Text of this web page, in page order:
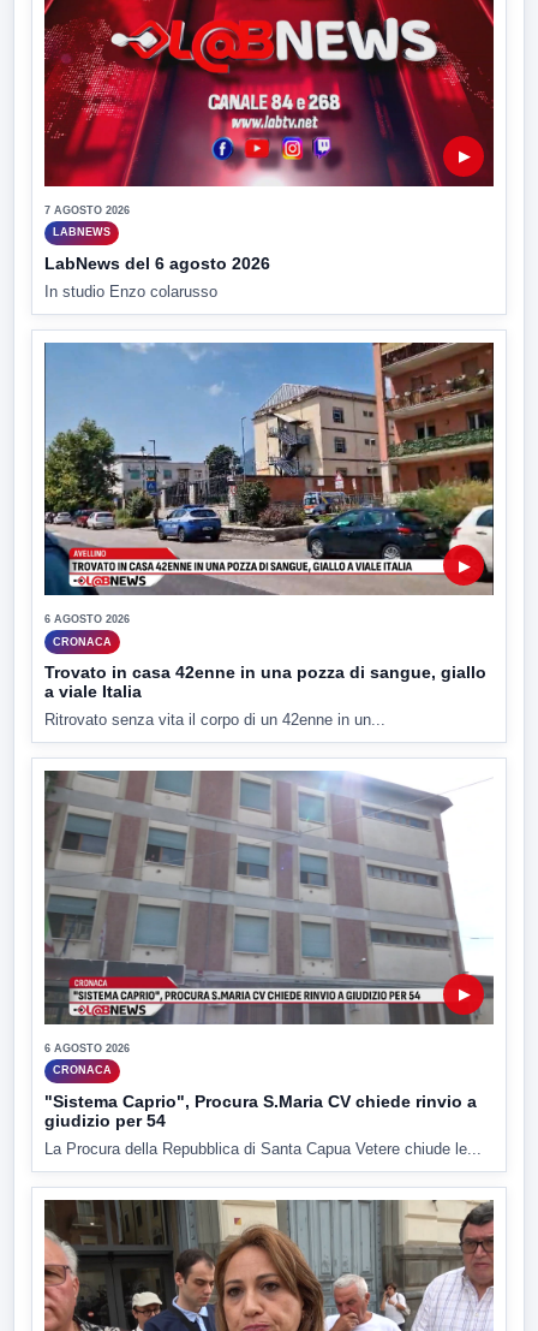
▶
7 AGOSTO 2026
LABNEWS
LabNews del 6 agosto 2026
In studio Enzo colarusso
▶
6 AGOSTO 2026
CRONACA
Trovato in casa 42enne in una pozza di sangue, giallo
a viale Italia
Ritrovato senza vita il corpo di un 42enne in un...
▶
6 AGOSTO 2026
CRONACA
"Sistema Caprio", Procura S.Maria CV chiede rinvio a
giudizio per 54
La Procura della Repubblica di Santa Capua Vetere chiude le...